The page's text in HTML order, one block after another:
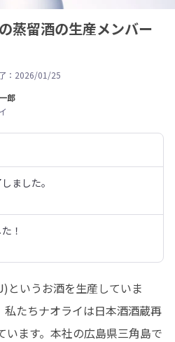
蒸留酒の生産メンバー
：2026/01/25
郎
ました。
！
というお酒を生産していま
私たちナオライは日本酒酒蔵再
います。本社の広島県三角島で